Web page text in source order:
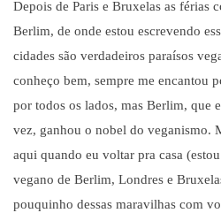
Depois de Paris e Bruxelas as férias
Berlim, de onde estou escrevendo
cidades são verdadeiros paraísos
conheço bem, sempre me encantou
por todos os lados, mas Berlim, que
vez, ganhou o nobel do veganismo.
aqui quando eu voltar pra casa
vegano de Berlim, Londres e
pouquinho dessas maravilhas com